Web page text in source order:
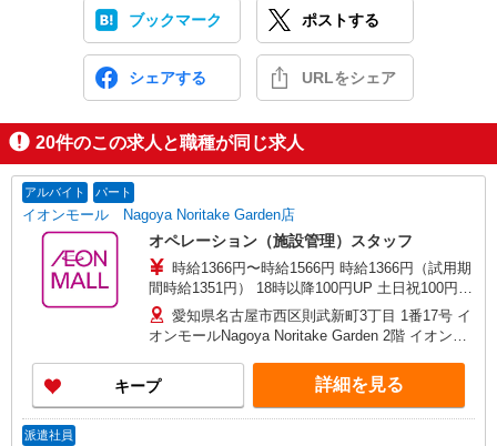
ブックマーク ポストする
シェアする URLをシェア
20件のこの求人と職種が同じ求人
アルバイト パート
イオンモール Nagoya Noritake Garden店
オペレーション（施設管理）スタッフ
時給1366円〜時給1566円 時給1366円（試用期
間時給1351円） 18時以降100円UP 土日祝100円
UP 昇給あり ※試用期間2ヵ月
愛知県名古屋市西区則武新町3丁目 1番17号 イ
オンモールNagoya Noritake Garden 2階 イオンモ
キープ 詳細を見る
派遣社員